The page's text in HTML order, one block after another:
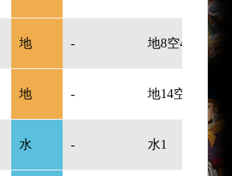
地 - 地8空4
地 - 地14空12
水 - 水1